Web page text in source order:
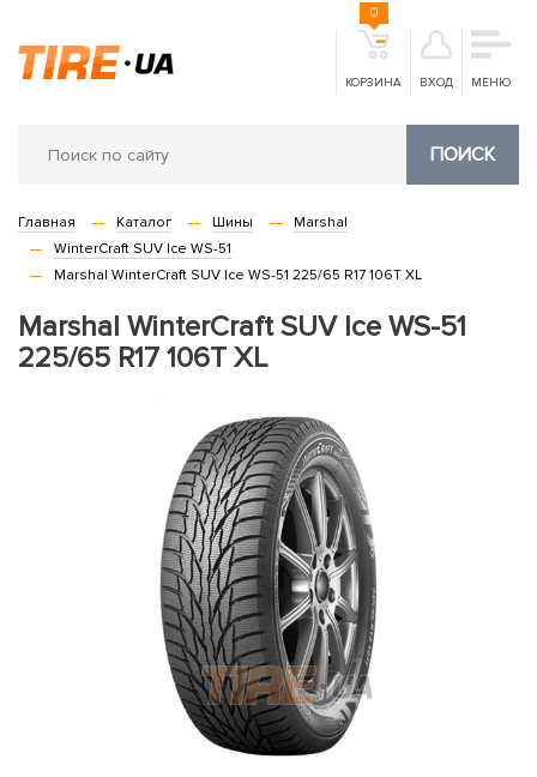
КОРЗИНА
0
ВХОД МЕНЮ
ПОИСК
Главная Каталог Шины
Marshal
WinterCraft SUV Ice WS-51
Marshal WinterCraft SUV Ice WS-51 225/65 R17 106T XL
Marshal WinterCraft SUV Ice WS-51
225/65 R17 106T XL